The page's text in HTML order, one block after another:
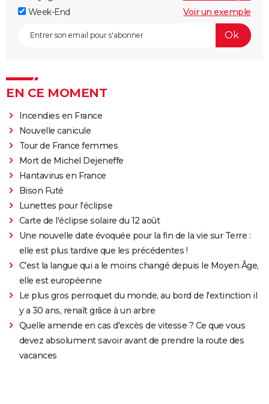
Week-End
Voir un exemple
EN CE MOMENT
Incendies en France
Nouvelle canicule
Tour de France femmes
Mort de Michel Dejeneffe
Hantavirus en France
Bison Futé
Lunettes pour l'éclipse
Carte de l'éclipse solaire du 12 août
Une nouvelle date évoquée pour la fin de la vie sur Terre :
elle est plus tardive que les précédentes !
C'est la langue qui a le moins changé depuis le Moyen Âge,
elle est européenne
Le plus gros perroquet du monde, au bord de l'extinction il
y a 30 ans, renaît grâce à un arbre
Quelle amende en cas d'excès de vitesse ? Ce que vous
devez absolument savoir avant de prendre la route des
vacances